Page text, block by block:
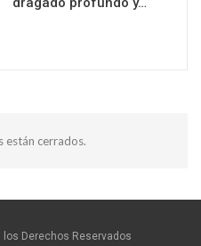
están cerrados.
los Derechos Reservados